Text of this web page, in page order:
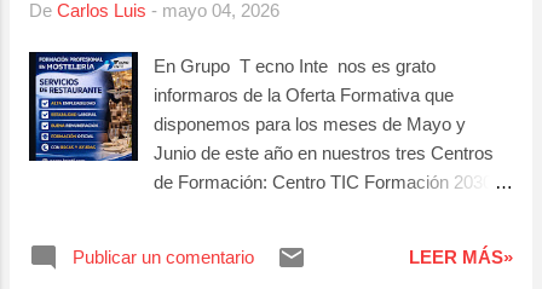
realizar las pruebas gratuitas de
podrás cursar con aprovechamiento la
formación correspondiente al certificado
profesional que quieras realizar. 👉 ¿En
áreas de conocimiento: Lengua Castellana
De Carlos Luis - mayo 04, 2026
En Grupo T ecno Inte nos es grato
informaros de la Oferta Formativa que
disponemos para los meses de Mayo y
Junio de este año en nuestros tres Centros
de Formación: Centro TIC Formación 2030
Formaciones completamente gratuitas, 👉
Publicar un comentario LEER MÁS»